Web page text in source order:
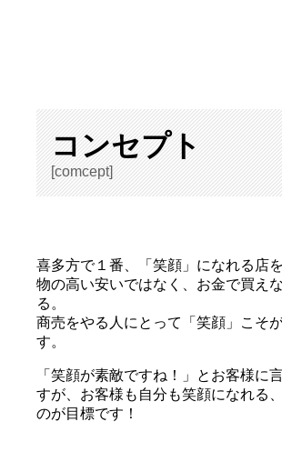
コンセプト
[comcept]
喜多方で１番、「笑顔」になれる店
物の高い安いではなく、お金で買え
る。
商売をやる人にとって「笑顔」こそ
す。
「笑顔が素敵ですね！」とお客様に
すが、お客様も自分も笑顔になれる
のが目標です！